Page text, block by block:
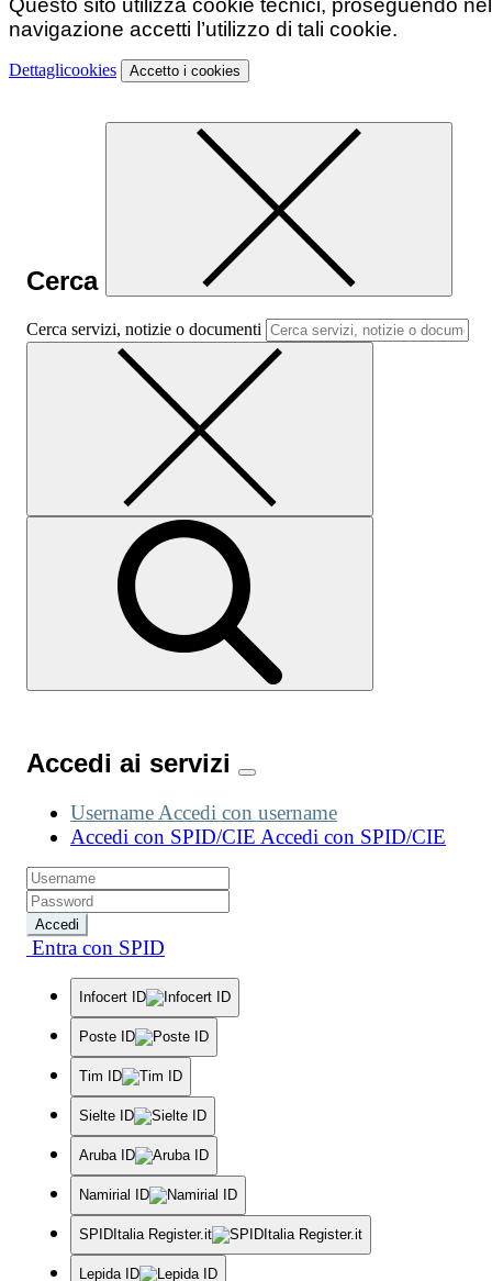
Questo sito utilizza cookie tecnici, proseguendo
navigazione accetti l’utilizzo di tali cookie.
Dettaglicookies Accetto i cookies
Cerca
Cerca servizi, notizie o documenti
Accedi ai servizi
Username Accedi con username
Accedi con SPID/CIE Accedi con SPID/CIE
Accedi
Entra con SPID
Infocert ID
Poste ID
Tim ID
Sielte ID
Aruba ID
Namirial ID
SPIDItalia Register.it
Lepida ID